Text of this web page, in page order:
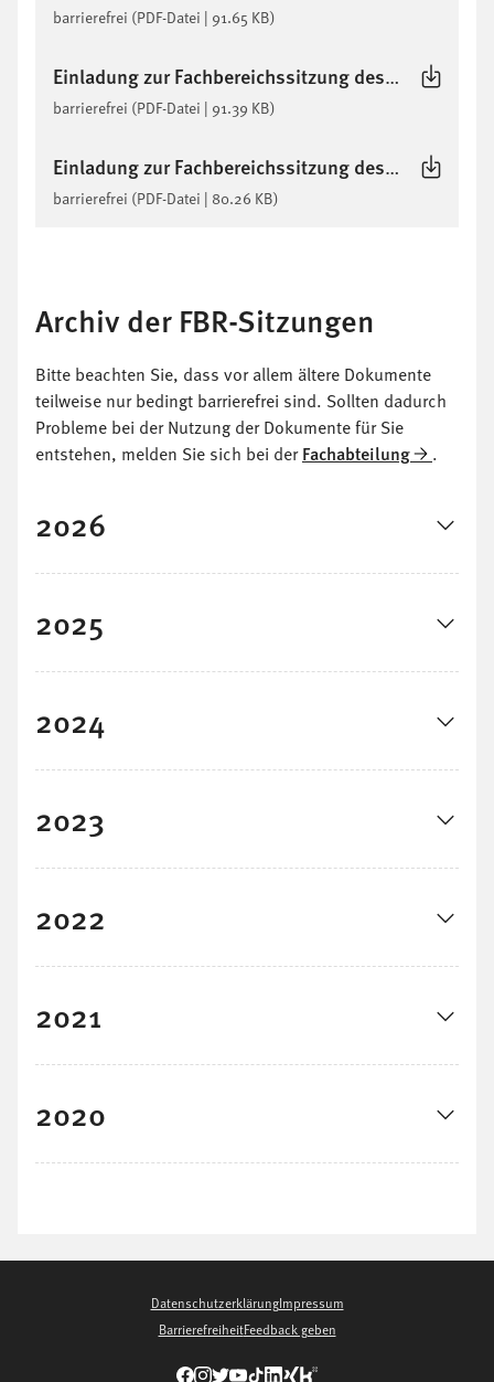
barrierefrei (PDF-Datei | 91.65 KB)
Einladung zur Fachbereichssitzung des Fachbereich Informationstechnik am 05.11.2025
barrierefrei (PDF-Datei | 91.39 KB)
Einladung zur Fachbereichssitzung des Fachbereich Informationstechnik am 01.10.2025
barrierefrei (PDF-Datei | 80.26 KB)
Archiv der FBR-Sitzungen
Bitte beachten Sie, dass vor allem ältere Dokumente
teilweise nur bedingt barrierefrei sind. Sollten dadurch
Probleme bei der Nutzung der Dokumente für Sie
entstehen, melden Sie sich bei derFachabteilung .
2026
2025
2024
2023
2022
2021
2020
DatenschutzerklärungImpressum
BarrierefreiheitFeedback geben